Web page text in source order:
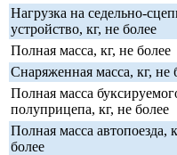
Нагрузка на седельно-
устройство, кг, не более
Полная масса, кг, не более
Снаряженная масса, кг, не
Полная масса
полуприцепа, кг, не более
Полная масса автопоезда,
более